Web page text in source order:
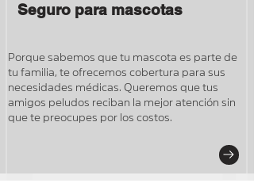
Seguro para mascotas
Porque sabemos que tu mascota es parte de
tu familia, te ofrecemos cobertura para sus
necesidades médicas. Queremos que tus
amigos peludos reciban la mejor atención sin
que te preocupes por los costos.